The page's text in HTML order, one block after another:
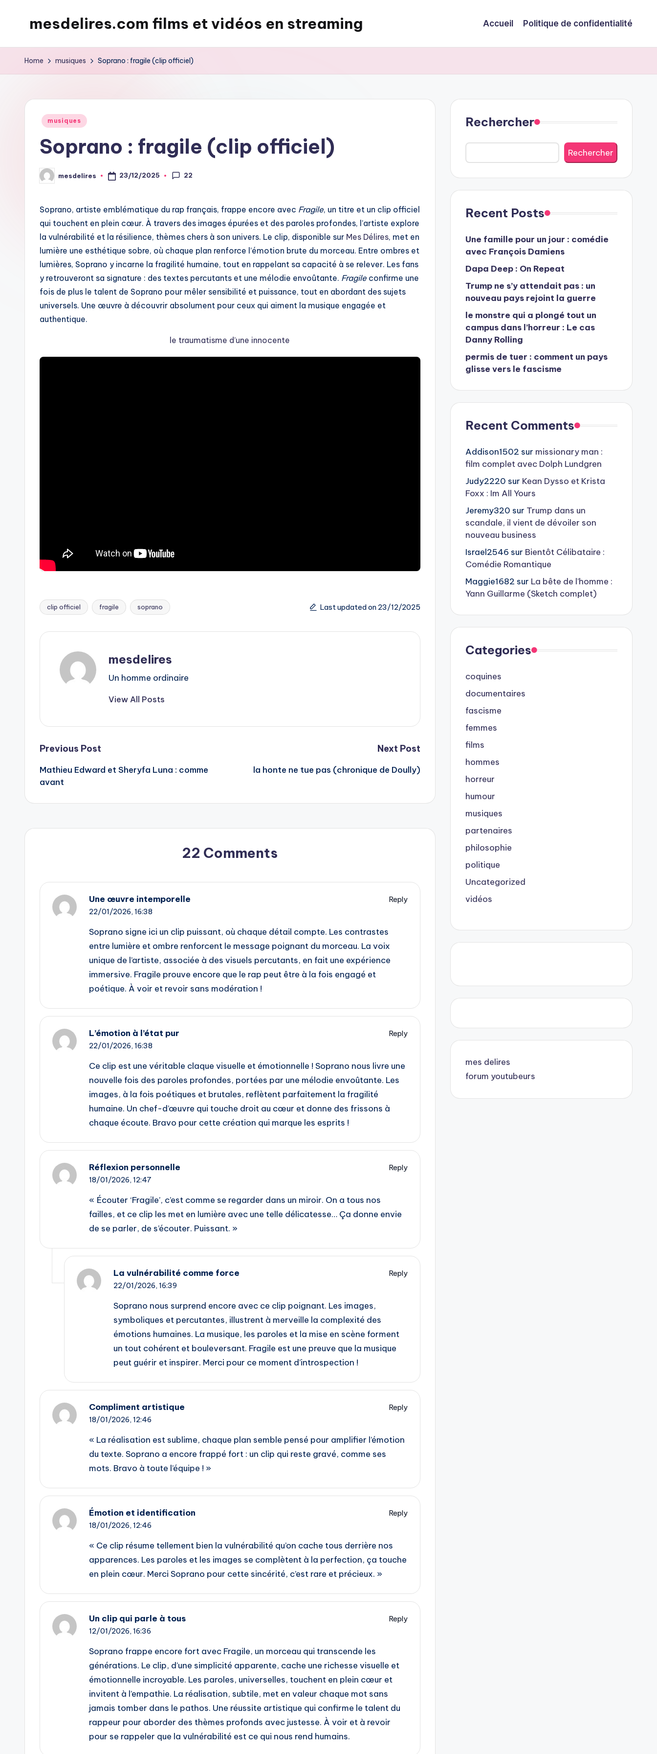
mesdelires.com films et vidéos en streaming
:
video
complet
français
Accueil Politique de confidentialité
Home musiques Soprano : fragile (clip officiel)
Posted
musiques
Soprano : fragile (clip officiel)
Posted
by
mesdelires 23/12/2025 22
Soprano, artiste emblématique du rap français, frappe encore avec Fragile, un titre et un clip officiel
qui touchent en plein cœur. À travers des images épurées et des paroles profondes, l’artiste explore
la vulnérabilité et la résilience, thèmes chers à son univers. Le clip, disponible sur Mes Délires, met en
lumière une esthétique sobre, où chaque plan renforce l’émotion brute du morceau. Entre ombres et
lumières, Soprano y incarne la fragilité humaine, tout en rappelant sa capacité à se relever. Les fans
y retrouveront sa signature : des textes percutants et une mélodie envoûtante. Fragile confirme une
fois de plus le talent de Soprano pour mêler sensibilité et puissance, tout en abordant des sujets
universels. Une œuvre à découvrir absolument pour ceux qui aiment la musique engagée et
authentique.
le traumatisme d’une innocente
Tags:
clip officiel fragile soprano Last updated on 23/12/2025
mesdelires
Un homme ordinaire
View All Posts
Post
navigation
Previous Post
Mathieu Edward et Sheryfa Luna : comme
avant
Next Post
la honte ne tue pas (chronique de Doully)
22 Comments
Une œuvre intemporelle
Reply
22/01/2026, 16:38
Soprano signe ici un clip puissant, où chaque détail compte. Les contrastes
entre lumière et ombre renforcent le message poignant du morceau. La voix
unique de l’artiste, associée à des visuels percutants, en fait une expérience
immersive. Fragile prouve encore que le rap peut être à la fois engagé et
poétique. À voir et revoir sans modération !
L’émotion à l’état pur
Reply
22/01/2026, 16:38
Ce clip est une véritable claque visuelle et émotionnelle ! Soprano nous livre une
nouvelle fois des paroles profondes, portées par une mélodie envoûtante. Les
images, à la fois poétiques et brutales, reflètent parfaitement la fragilité
humaine. Un chef-d’œuvre qui touche droit au cœur et donne des frissons à
chaque écoute. Bravo pour cette création qui marque les esprits !
Réflexion personnelle
Reply
18/01/2026, 12:47
« Écouter ‘Fragile’, c’est comme se regarder dans un miroir. On a tous nos
failles, et ce clip les met en lumière avec une telle délicatesse… Ça donne envie
de se parler, de s’écouter. Puissant. »
La vulnérabilité comme force
Reply
22/01/2026, 16:39
Soprano nous surprend encore avec ce clip poignant. Les images,
symboliques et percutantes, illustrent à merveille la complexité des
émotions humaines. La musique, les paroles et la mise en scène forment
un tout cohérent et bouleversant. Fragile est une preuve que la musique
peut guérir et inspirer. Merci pour ce moment d’introspection !
Compliment artistique
Reply
18/01/2026, 12:46
« La réalisation est sublime, chaque plan semble pensé pour amplifier l’émotion
du texte. Soprano a encore frappé fort : un clip qui reste gravé, comme ses
mots. Bravo à toute l’équipe ! »
Émotion et identification
Reply
18/01/2026, 12:46
« Ce clip résume tellement bien la vulnérabilité qu’on cache tous derrière nos
apparences. Les paroles et les images se complètent à la perfection, ça touche
en plein cœur. Merci Soprano pour cette sincérité, c’est rare et précieux. »
Un clip qui parle à tous
Reply
12/01/2026, 16:36
Soprano frappe encore fort avec Fragile, un morceau qui transcende les
générations. Le clip, d’une simplicité apparente, cache une richesse visuelle et
émotionnelle incroyable. Les paroles, universelles, touchent en plein cœur et
invitent à l’empathie. La réalisation, subtile, met en valeur chaque mot sans
jamais tomber dans le pathos. Une réussite artistique qui confirme le talent du
rappeur pour aborder des thèmes profonds avec justesse. À voir et à revoir
pour se rappeler que la vulnérabilité est ce qui nous rend humains.
Rechercher
Rechercher
Recent Posts
Une famille pour un jour : comédie
avec François Damiens
Dapa Deep : On Repeat
Trump ne s’y attendait pas : un
nouveau pays rejoint la guerre
le monstre qui a plongé tout un
campus dans l’horreur : Le cas
Danny Rolling
permis de tuer : comment un pays
glisse vers le fascisme
Recent Comments
Addison1502 sur missionary man :
film complet avec Dolph Lundgren
Judy2220 sur Kean Dysso et Krista
Foxx : Im All Yours
Jeremy320 sur Trump dans un
scandale, il vient de dévoiler son
nouveau business
Israel2546 sur Bientôt Célibataire :
Comédie Romantique
Maggie1682 sur La bête de l’homme :
Yann Guillarme (Sketch complet)
Categories
coquines
documentaires
fascisme
femmes
films
hommes
horreur
humour
musiques
partenaires
philosophie
politique
Uncategorized
vidéos
mes delires
forum youtubeurs